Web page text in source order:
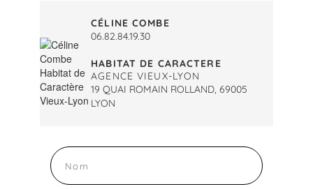
CÉLINE COMBE
06.82.84.19.30
HABITAT DE CARACTERE
AGENCE VIEUX-LYON
19 QUAI ROMAIN ROLLAND, 69005
LYON